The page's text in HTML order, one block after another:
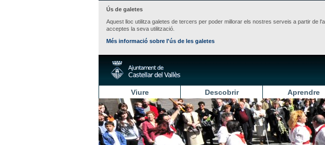
Ús de galetes
Aquest lloc utilitza galetes de tercers per poder millorar els nostres serveis a partir de
acceptes la seva utilització.
Més informació sobre l'ús de les galetes
Viure Descobrir Aprendre